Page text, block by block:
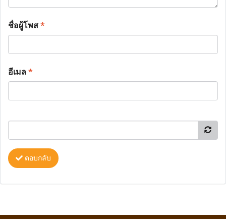
ชื่อผู้โพส*
อีเมล*
ตอบกลับ